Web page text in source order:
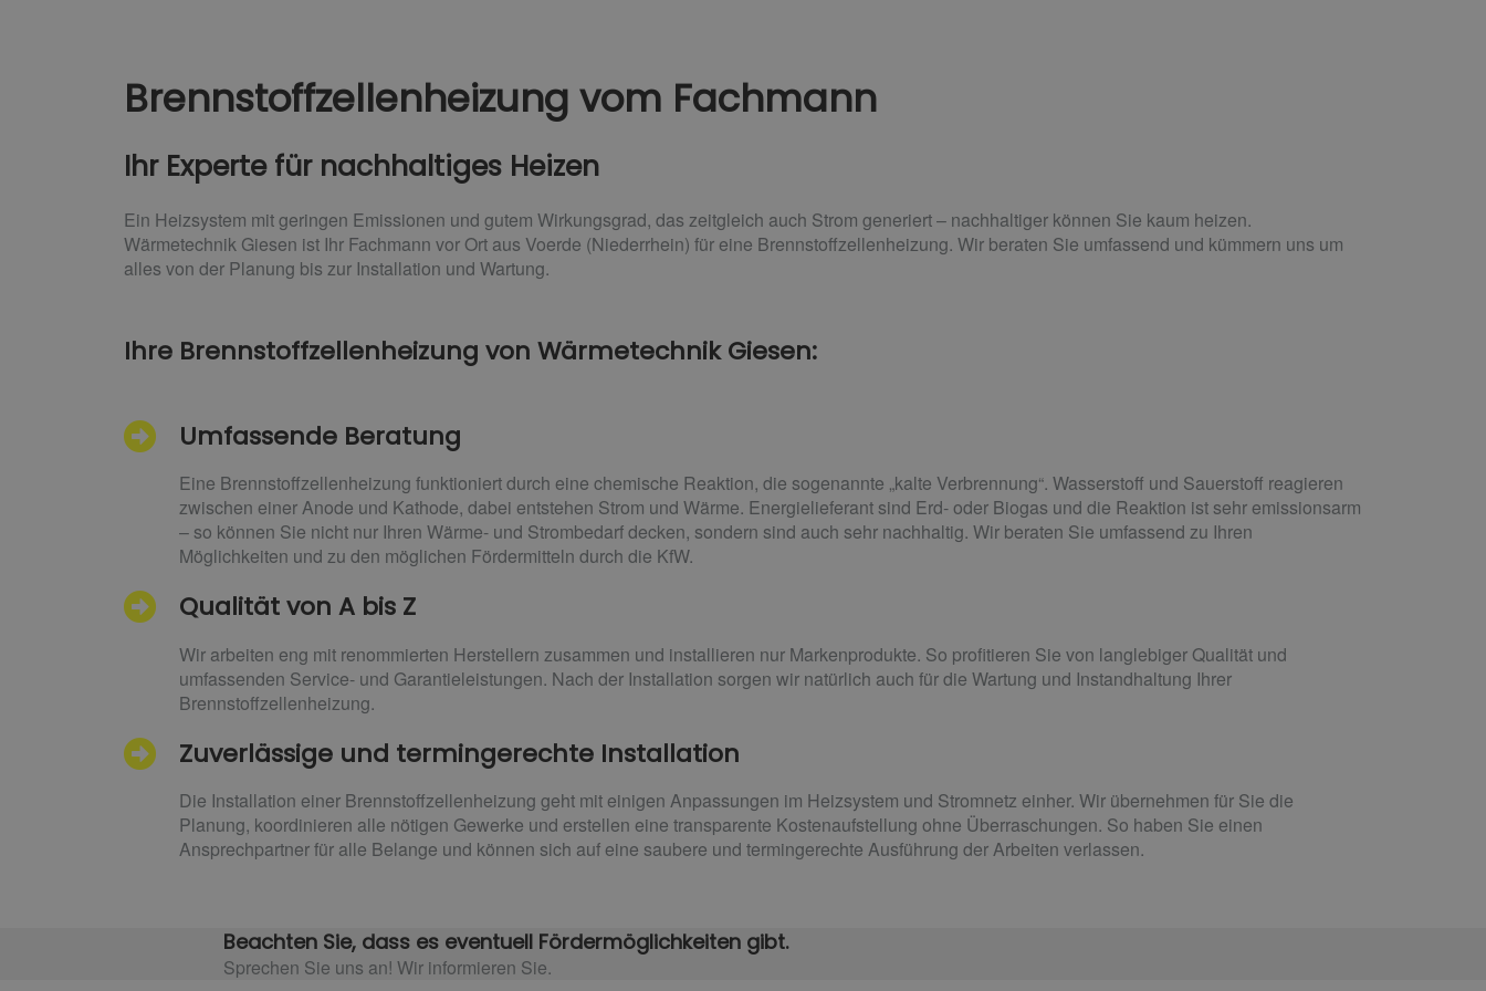
Brennstoffzellenheizung vom Fachmann
Ihr Experte für nachhaltiges Heizen
Ein Heizsystem mit geringen Emissionen und gutem Wirkungsgrad, das zeitgleich auch Strom generiert – nachhaltiger können Sie kaum heizen.
Wärmetechnik Giesen ist Ihr Fachmann vor Ort aus Voerde (Niederrhein) für eine Brennstoffzellenheizung. Wir beraten Sie umfassend und kümmern uns um
alles von der Planung bis zur Installation und Wartung.
Ihre Brennstoffzellenheizung von Wärmetechnik Giesen:
Umfassende Beratung
Eine Brennstoffzellenheizung funktioniert durch eine chemische Reaktion, die sogenannte „kalte Verbrennung“. Wasserstoff und Sauerstoff reagieren
zwischen einer Anode und Kathode, dabei entstehen Strom und Wärme. Energielieferant sind Erd- oder Biogas und die Reaktion ist sehr emissionsarm
– so können Sie nicht nur Ihren Wärme- und Strombedarf decken, sondern sind auch sehr nachhaltig. Wir beraten Sie umfassend zu Ihren
Möglichkeiten und zu den möglichen Fördermitteln durch die KfW.
Qualität von A bis Z
Wir arbeiten eng mit renommierten Herstellern zusammen und installieren nur Markenprodukte. So profitieren Sie von langlebiger Qualität und
umfassenden Service- und Garantieleistungen. Nach der Installation sorgen wir natürlich auch für die Wartung und Instandhaltung Ihrer
Brennstoffzellenheizung.
Zuverlässige und termingerechte Installation
Die Installation einer Brennstoffzellenheizung geht mit einigen Anpassungen im Heizsystem und Stromnetz einher. Wir übernehmen für Sie die
Planung, koordinieren alle nötigen Gewerke und erstellen eine transparente Kostenaufstellung ohne Überraschungen. So haben Sie einen
Ansprechpartner für alle Belange und können sich auf eine saubere und termingerechte Ausführung der Arbeiten verlassen.
Beachten Sie, dass es eventuell Fördermöglichkeiten gibt.
Sprechen Sie uns an! Wir informieren Sie.​